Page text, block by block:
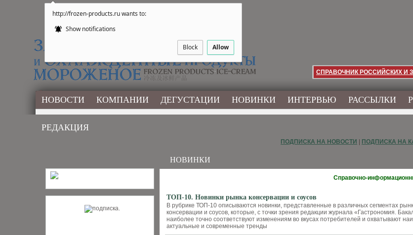
http://frozen-products.ru wants to:
Show notifications
Block Allow
СПРАВОЧНИК РОССИЙСКИХ И
НОВОСТИ КОМПАНИИ ДЕГУСТАЦИИ НОВИНКИ ИНТЕРВЬЮ РАССЫЛКИ
РЕДАКЦИЯ
ПОДПИСКА НА НОВОСТИ ПОДПИСКА НА
НОВИНКИ
Справочно-
ТОП-10. Новинки рынка консервации и соусов
В рубрике ТОП-10 описываются новинки, представленные в различных сегментах
консервации и соусов, которые, с точки зрения редакции журнала «Гастрономия.
наиболее точно соответствуют изменениям во вкусах потребителей и охватывают
актуальные и современные тренды